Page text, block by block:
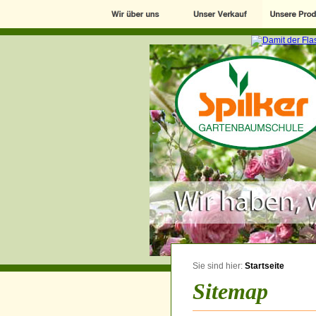
Sie sind hier: Startseite
Sitemap